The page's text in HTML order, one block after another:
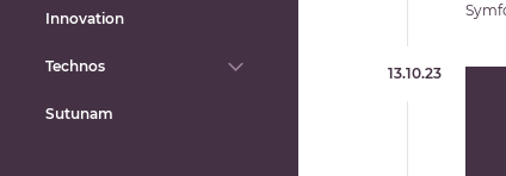
Innovation
Technos
Sutunam
13.10.23